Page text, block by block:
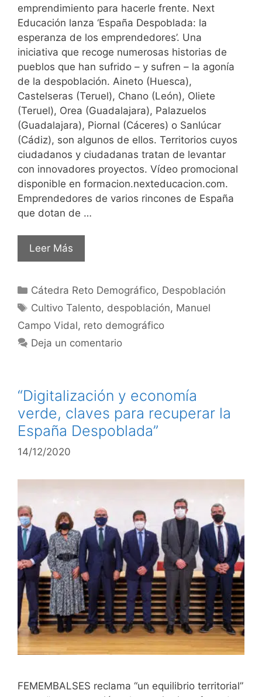
emprendimiento para hacerle frente. Next
Educación lanza ‘España Despoblada: la
esperanza de los emprendedores’. Una
iniciativa que recoge numerosas historias de
pueblos que han sufrido – y sufren – la agonía
de la despoblación. Aineto (Huesca),
Castelseras (Teruel), Chano (León), Oliete
(Teruel), Orea (Guadalajara), Palazuelos
(Guadalajara), Piornal (Cáceres) o Sanlúcar
(Cádiz), son algunos de ellos. Territorios cuyos
ciudadanos y ciudadanas tratan de levantar
con innovadores proyectos. Vídeo promocional
disponible en formacion.nexteducacion.com.
Emprendedores de varios rincones de España
que dotan de …
Leer Más
Cátedra Reto Demográfico, Despoblación
Cultivo Talento, despoblación, Manuel
Campo Vidal, reto demográfico
Deja un comentario
“Digitalización y economía
verde, claves para recuperar la
España Despoblada”
14/12/2020
FEMEMBALSES reclama “un equilibrio territorial”